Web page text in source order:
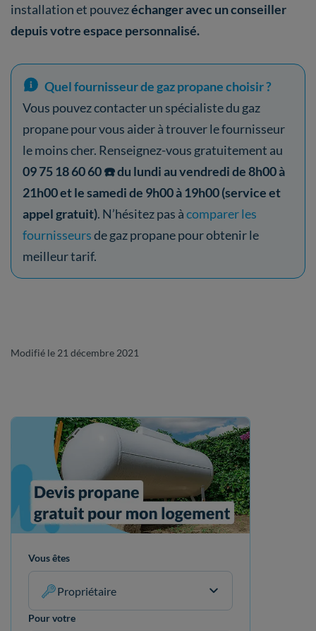
Vous êtes
Propriétaire
Pour votre
installation et pouvezéchanger avec un conseiller
depuis votre espace personnalisé.
Quel fournisseur de gaz propane choisir ?
Vous pouvez contacter un spécialiste du gaz
propane pour vous aider à trouver le fournisseur
le moins cher. Renseignez-vous gratuitement au
09 75 18 60 60 ☎️ du lundi au vendredi de 8h00 à
21h00 et le samedi de 9h00 à 19h00 (service et
appel gratuit). N’hésitez pas àcomparer les
fournisseursde gaz propane pour obtenir le
meilleur tarif.
Modifié le 21 décembre 2021